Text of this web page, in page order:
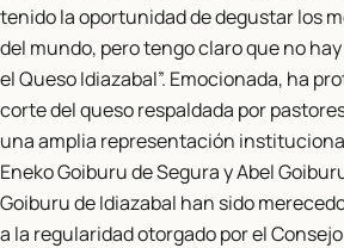
tenido la oportunidad de degustar los
del mundo, pero tengo claro que no
el Queso Idiazabal”. Emocionada, ha
corte del queso respaldada por
una amplia representación
Eneko Goiburu de Segura y Abel
Goiburu de Idiazabal han sido
a la regularidad otorgado por el